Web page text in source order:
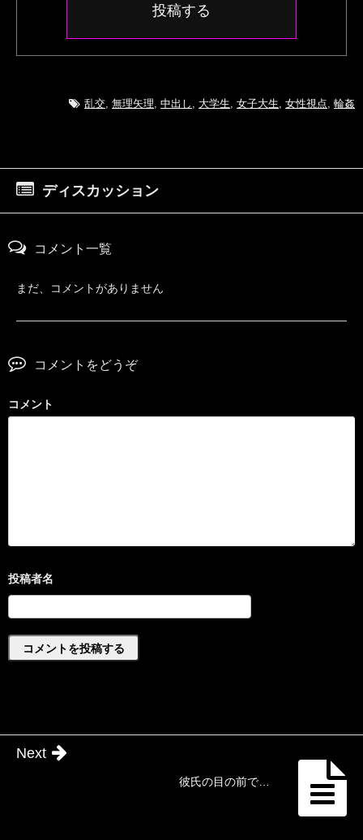
投稿する
乱交, 無理矢理, 中出し , 大学生, 女子大生, 女性視点, 輪姦
ディスカッション
コメント一覧
まだ、コメントがありません
コメントをどうぞ
コメント
彼氏の目の前で…
Next